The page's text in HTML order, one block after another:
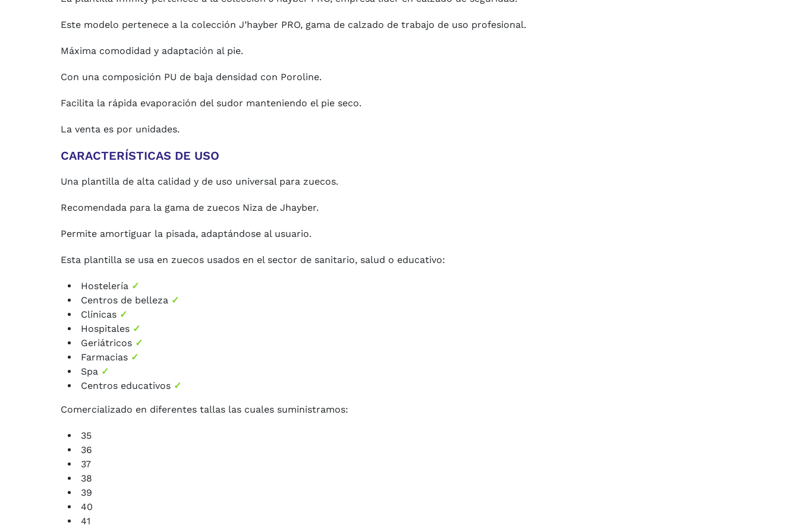
Este modelo pertenece a la colección J’hayber PRO, gama de calzado de trabajo de uso profesional.
Máxima comodidad y adaptación al pie.
Con una composición PU de baja densidad con Poroline.
Facilita la rápida evaporación del sudor manteniendo el pie seco.
La venta es por unidades.
CARACTERÍSTICAS DE USO
Una plantilla de alta calidad y de uso universal para zuecos.
Recomendada para la gama de zuecos Niza de Jhayber.
Permite amortiguar la pisada, adaptándose al usuario.
Esta plantilla se usa en zuecos usados en el sector de sanitario, salud o educativo:
Hostelería ✓
Centros de belleza ✓
Clínicas ✓
Hospitales ✓
Geriátricos ✓
Farmacias ✓
Spa ✓
Centros educativos ✓
Comercializado en diferentes tallas las cuales suministramos:
35
36
37
38
39
40
41